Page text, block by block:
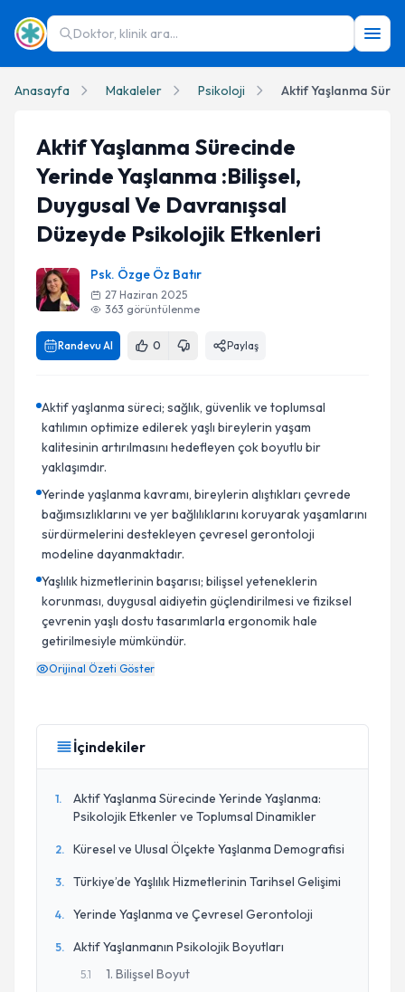
Doktor, klinik ara...
Anasayfa Makaleler Psikoloji
Aktif Yaşlanma Sürecinde
Yerinde Yaşlanma :Bilişsel,
Duygusal Ve Davranışsal
Düzeyde Psikolojik Etkenleri
Psk. Özge Öz Batır
27 Haziran 2025
363 görüntülenme
Randevu Al 0 Paylaş
Aktif yaşlanma süreci; sağlık, güvenlik ve toplumsal
katılımın optimize edilerek yaşlı bireylerin yaşam
kalitesinin artırılmasını hedefleyen çok boyutlu bir
yaklaşımdır.
Yerinde yaşlanma kavramı, bireylerin alıştıkları çevrede
bağımsızlıklarını ve yer bağlılıklarını koruyarak yaşamlarını
sürdürmelerini destekleyen çevresel gerontoloji
modeline dayanmaktadır.
Yaşlılık hizmetlerinin başarısı; bilişsel yeteneklerin
korunması, duygusal aidiyetin güçlendirilmesi ve fiziksel
çevrenin yaşlı dostu tasarımlarla ergonomik hale
getirilmesiyle mümkündür.
Orijinal Özeti Göster
İçindekiler
1.
Aktif Yaşlanma Sürecinde Yerinde Yaşlanma:
Psikolojik Etkenler ve Toplumsal Dinamikler
2. Küresel ve Ulusal Ölçekte Yaşlanma Demografisi
3. Türkiye’de Yaşlılık Hizmetlerinin Tarihsel Gelişimi
4. Yerinde Yaşlanma ve Çevresel Gerontoloji
5. Aktif Yaşlanmanın Psikolojik Boyutları
5.1 1. Bilişsel Boyut